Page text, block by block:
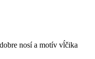
nosí a motív vĺčika